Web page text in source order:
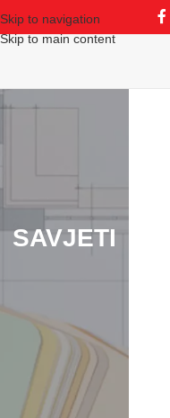
Skip to navigation
Skip to main content
SAVJETI